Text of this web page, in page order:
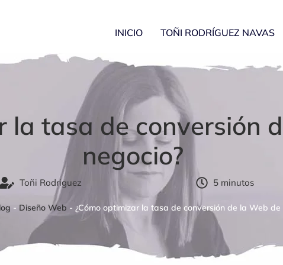
INICIO TOÑI RODRÍGUEZ NAVAS
la tasa de conversión
negocio?
Toñi Rodriguez 5 minutos
- Diseño Web - ¿Cómo optimizar la tasa de conversión de la Web de